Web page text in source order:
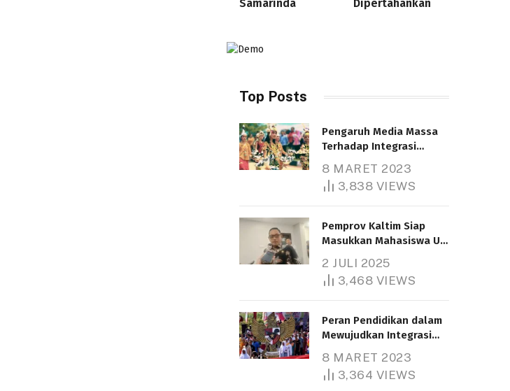
Samarinda
Dipertahankan
Top Posts
Pengaruh Media Massa
Terhadap Integrasi
8 MARET 2023
3,838 VIEWS
Pemprov Kaltim Siap
Masukkan Mahasiswa UT
Bantuan Pendidikan
Gratispol
2 JULI 2025
3,468 VIEWS
Peran Pendidikan dalam
Mewujudkan Integrasi
8 MARET 2023
3,364 VIEWS